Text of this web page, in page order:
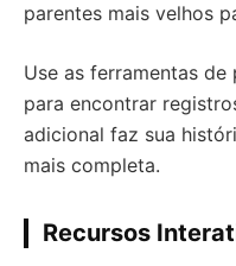
parentes mais velhos
Use as ferramentas de
para encontrar
adicional faz sua
mais completa.
Recursos